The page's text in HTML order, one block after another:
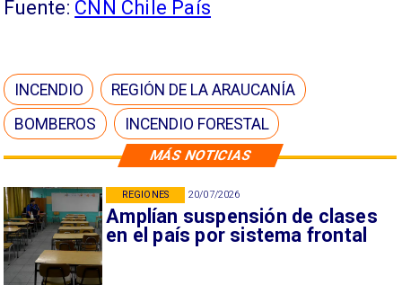
MÁS NOTICIAS
20/07/2026
Amplían suspensión de clases
en el país por sistema frontal
REGIONES
Fuente: CNN Chile País
INCENDIO
REGIÓN DE LA ARAUCANÍA
BOMBEROS
INCENDIO FORESTAL